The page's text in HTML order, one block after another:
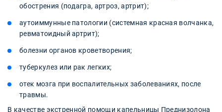
обострения (подагра, артроз, артрит);
аутоиммунные патологии (системная красная волчанка,
ревматоидный артрит);
болезни органов кроветворения;
туберкулез или рак легких;
отек мозга при воспалительных заболеваниях, после
травмы.
В качестве экстренной помощи капельницы Преднизолона